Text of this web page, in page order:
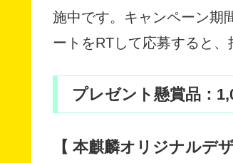
施中です。キャンペーン期
ートをRTして応募すると、
プレゼント懸賞品：
【 本麒麟オリジナルデ